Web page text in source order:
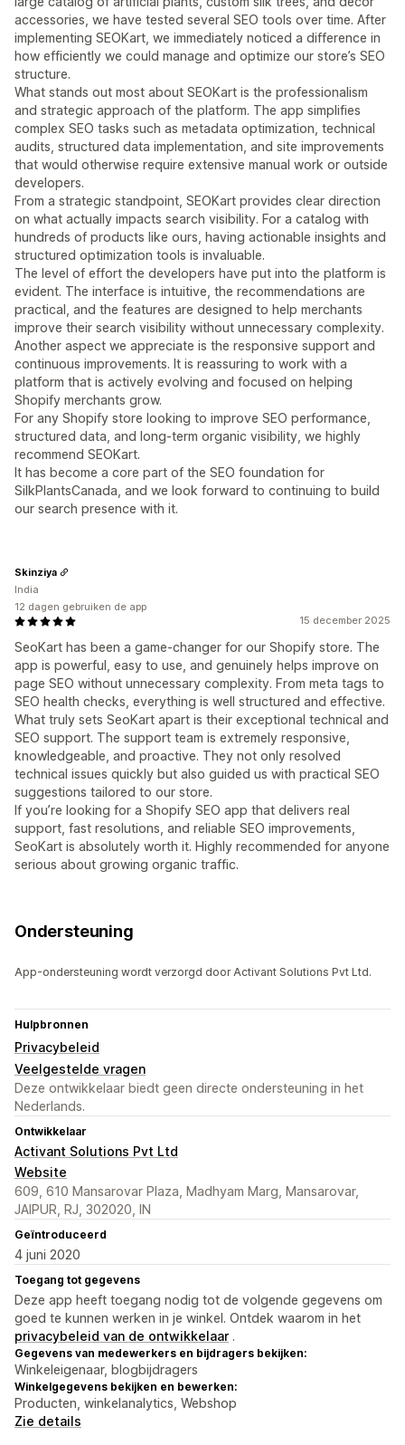
accessories, we have tested several SEO tools over time. After
implementing SEOKart, we immediately noticed a difference in
how efficiently we could manage and optimize our store’s SEO
structure.
What stands out most about SEOKart is the professionalism
and strategic approach of the platform. The app simplifies
complex SEO tasks such as metadata optimization, technical
audits, structured data implementation, and site improvements
that would otherwise require extensive manual work or outside
developers.
From a strategic standpoint, SEOKart provides clear direction
on what actually impacts search visibility. For a catalog with
hundreds of products like ours, having actionable insights and
structured optimization tools is invaluable.
The level of effort the developers have put into the platform is
evident. The interface is intuitive, the recommendations are
practical, and the features are designed to help merchants
improve their search visibility without unnecessary complexity.
Another aspect we appreciate is the responsive support and
continuous improvements. It is reassuring to work with a
platform that is actively evolving and focused on helping
Shopify merchants grow.
For any Shopify store looking to improve SEO performance,
structured data, and long-term organic visibility, we highly
recommend SEOKart.
It has become a core part of the SEO foundation for
SilkPlantsCanada, and we look forward to continuing to build
our search presence with it.
15 december 2025
SeoKart has been a game-changer for our Shopify store. The
app is powerful, easy to use, and genuinely helps improve on
page SEO without unnecessary complexity. From meta tags to
SEO health checks, everything is well structured and effective.
What truly sets SeoKart apart is their exceptional technical and
SEO support. The support team is extremely responsive,
knowledgeable, and proactive. They not only resolved
technical issues quickly but also guided us with practical SEO
suggestions tailored to our store.
If you’re looking for a Shopify SEO app that delivers real
support, fast resolutions, and reliable SEO improvements,
SeoKart is absolutely worth it. Highly recommended for anyone
serious about growing organic traffic.
Skinziya
India
12 dagen gebruiken de app
Ondersteuning
App-ondersteuning wordt verzorgd door Activant Solutions Pvt Ltd.
Hulpbronnen
Privacybeleid
Veelgestelde vragen
Deze ontwikkelaar biedt geen directe ondersteuning in het
Nederlands.
Ontwikkelaar
Activant Solutions Pvt Ltd
Website
609, 610 Mansarovar Plaza, Madhyam Marg, Mansarovar,
JAIPUR, RJ, 302020, IN
Geïntroduceerd
4 juni 2020
Toegang tot gegevens
Deze app heeft toegang nodig tot de volgende gegevens om
goed te kunnen werken in je winkel. Ontdek waarom in het
privacybeleid van de ontwikkelaar .
Gegevens van medewerkers en bijdragers bekijken:
Winkeleigenaar, blogbijdragers
Winkelgegevens bekijken en bewerken:
Producten, winkelanalytics, Webshop
Zie details